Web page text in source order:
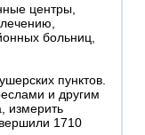
центры,
больниц,
пунктов.
и другим
измерить
1710